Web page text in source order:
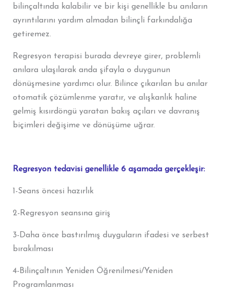
bilinçaltında kalabilir ve bir kişi genellikle bu anıların
ayrıntılarını yardım almadan bilinçli farkındalığa
getiremez.
Regresyon terapisi burada devreye girer, problemli
anılara ulaşılarak anda şifayla o duygunun
dönüşmesine yardımcı olur. Bilince çıkarılan bu anılar
otomatik çözümlenme yaratır, ve alışkanlık haline
gelmiş kısırdöngü yaratan bakış açıları ve davranış
biçimleri değişime ve dönüşüme uğrar.
Regresyon tedavisi genellikle 6 aşamada gerçekleşir:
1-Seans öncesi hazırlık
2-Regresyon seansına giriş
3-Daha önce bastırılmış duyguların ifadesi ve serbest
bırakılması
4-Bilinçaltının Yeniden Öğrenilmesi/Yeniden
Programlanması